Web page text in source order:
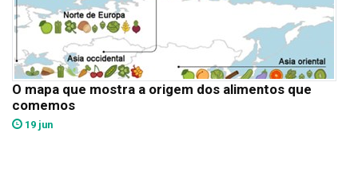
O mapa que mostra a origem dos alimentos que
comemos
19 jun